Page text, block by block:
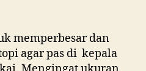
memperbesar dan
agar pas di kepala